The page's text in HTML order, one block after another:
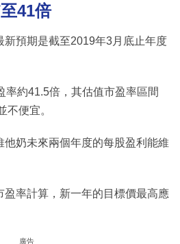
41倍
新預期是截至2019年3月底止年度
率約41.5倍，其估值市盈率區間
不便宜。
奶未來兩個年度的每股盈利能維
盈率計算，新一年的目標價最高應
廣告